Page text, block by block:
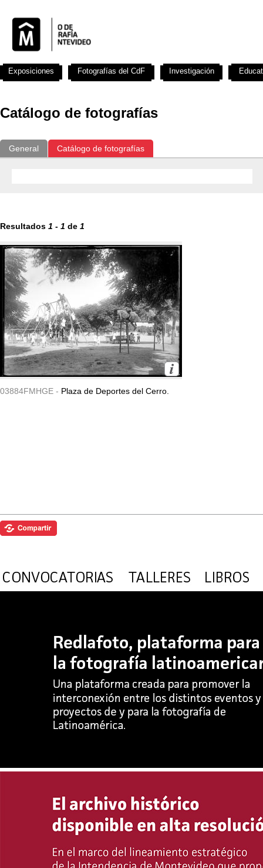
Catálogo de fotografías
General Catálogo de fotografías
Resultados 1 - 1 de 1
03884FMHGE - Plaza de Deportes del Cerro.
Exposiciones Fotografías del CdF Investigación